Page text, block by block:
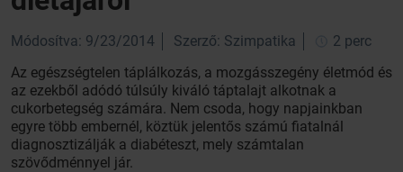
Módosítva: 9/23/2014 Szerző: Szimpatika
2 perc
Az egészségtelen táplálkozás, a mozgásszegény életmód és
az ezekből adódó túlsúly kiváló táptalajt alkotnak a
cukorbetegség számára. Nem csoda, hogy napjainkban
egyre több embernél, köztük jelentős számú fiatalnál
diagnosztizálják a diabéteszt, mely számtalan
szövődménnyel jár.